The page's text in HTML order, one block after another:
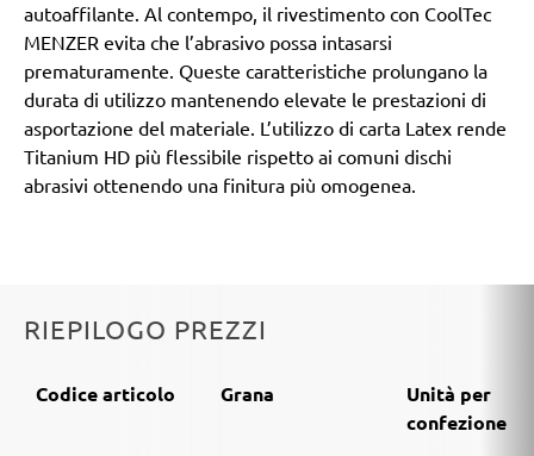
autoaffilante. Al contempo, il rivestimento con CoolTec
MENZER evita che l’abrasivo possa intasarsi
prematuramente. Queste caratteristiche prolungano la
durata di utilizzo mantenendo elevate le prestazioni di
asportazione del materiale. L’utilizzo di carta Latex rende
Titanium HD più flessibile rispetto ai comuni dischi
abrasivi ottenendo una finitura più omogenea.
RIEPILOGO PREZZI
Codice articolo Grana
Unità per
confezione